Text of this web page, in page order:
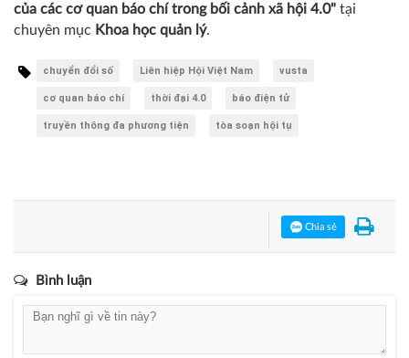
của các cơ quan báo chí trong bối cảnh xã hội 4.0" tại
chuyên mục Khoa học quản lý.
chuyển đổi số Liên hiệp Hội Việt Nam vusta
cơ quan báo chí thời đại 4.0 báo điện tử
truyền thông đa phương tiện tòa soạn hội tụ
Chia sẻ
Bình luận